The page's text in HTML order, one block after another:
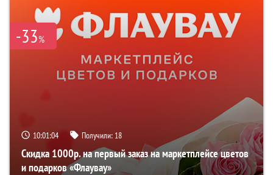
-33%
10:01:03 Получили: 18
Скидка 1000р. на первый заказ на маркетплейсе цветов
и подарков «Флаувау»